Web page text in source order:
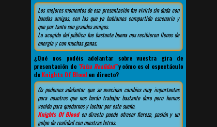
Los mejores momentos de esa presentación fue vivirlo sin duda con
bandas amigas, con las que ya habíamos compartido escenario y
que por tanto son grandes amigos.
La acogida del público fue bastante buena nos recibieron llenos de
energía y con muchas ganas.
¿Qué nos podéis adelantar sobre vuestra gira de
presentación de "Falsa Realidad"y cómo es el espectáculo
de Knights Of Blood en directo?
Os podemos adelantar que se avecinan cambios muy importantes
para nosotros que nos harán trabajar bastante duro pero hemos
venido para quedarnos y luchar por este sueño.
Knights Of Blooden directo puede ofrecer fiereza, pasión y un
golpe de realidad con nuestras letras.